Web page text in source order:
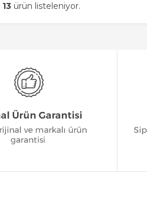
13 ürün listeleniyor.